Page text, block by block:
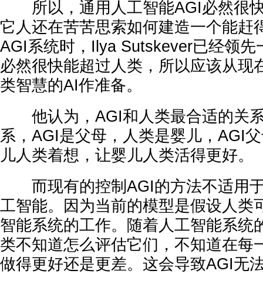
所以，通用人工智能AGI必然很
它人还在苦苦思索如何建造一个能赶
AGI系统时，Ilya Sutskever已经领先
必然很快能超过人类，所以应该从现
类智慧的AI作准备。
他认为，AGI和人类最合适的关
系，AGI是父母，人类是婴儿，AGI
儿人类着想，让婴儿人类活得更好。
而现有的控制AGI的方法不适用
工智能。因为当前的模型是假设人类
智能系统的工作。随着人工智能系统
类不知道怎么评估它们，不知道在每
做得更好还是更差。这会导致AGI无